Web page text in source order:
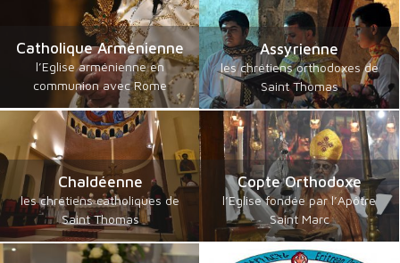
Catholique Arménienne
l’Eglise arménienne en
communion avec Rome
Assyrienne
les chrétiens orthodoxes de
Saint Thomas
Chaldéenne
les chrétiens catholiques de
Saint Thomas
Copte Orthodoxe
l’Eglise fondée par l’Apôtre
Saint Marc